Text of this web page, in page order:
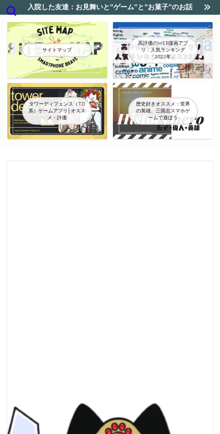
入院した友達：お見舞いと”ゲーム”と”お菓子”のお話
サイトマップ
高評価のWEB漫画アプ
リ：人気ランキング
「2022年」
タワーディフェンス（TD
系）ゲームアプリ│オスス
メ・評価
歴史好きオススメ：世界
の英雄、三国志スマホゲ
ームで遊ぼう